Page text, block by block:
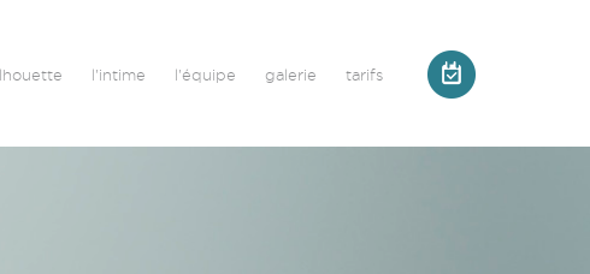
l'intime l'équipe galerie tarifs